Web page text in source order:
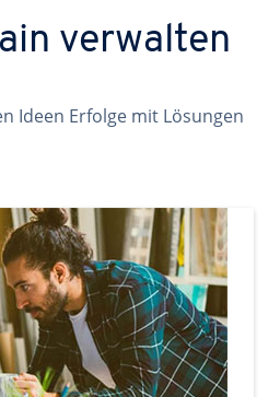
verwalten
Ideen Erfolge mit Lösungen